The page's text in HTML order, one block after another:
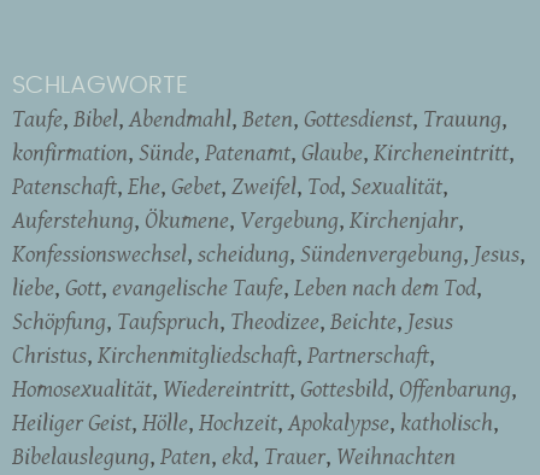
SCHLAGWORTE
Taufe Bibel Abendmahl Beten Gottesdienst Trauung
konfirmation Sünde Patenamt Glaube Kircheneintritt
Patenschaft Ehe Gebet Zweifel Tod Sexualität
Auferstehung Ökumene Vergebung Kirchenjahr
Konfessionswechsel scheidung Sündenvergebung Jesus
liebe Gott evangelische Taufe Leben nach dem Tod
Schöpfung Taufspruch Theodizee Beichte Jesus
Christus Kirchenmitgliedschaft Partnerschaft
Homosexualität Wiedereintritt Gottesbild Offenbarung
Heiliger Geist Hölle Hochzeit Apokalypse katholisch
Bibelauslegung Paten ekd Trauer Weihnachten